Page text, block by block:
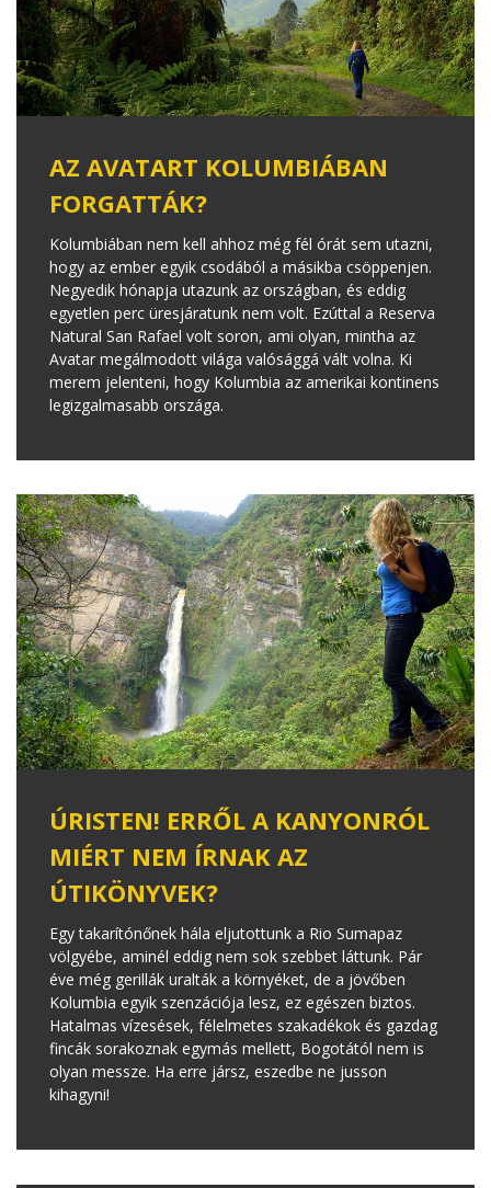
AZ AVATART KOLUMBIÁBAN
FORGATTÁK?
Kolumbiában nem kell ahhoz még fél órát sem utazni,
hogy az ember egyik csodából a másikba csöppenjen.
Negyedik hónapja utazunk az országban, és eddig
egyetlen perc üresjáratunk nem volt. Ezúttal a Reserva
Natural San Rafael volt soron, ami olyan, mintha az
Avatar megálmodott világa valósággá vált volna. Ki
merem jelenteni, hogy Kolumbia az amerikai kontinens
legizgalmasabb országa.
ÚRISTEN! ERRŐL A KANYONRÓL
MIÉRT NEM ÍRNAK AZ
ÚTIKÖNYVEK?
Egy takarítónőnek hála eljutottunk a Rio Sumapaz
völgyébe, aminél eddig nem sok szebbet láttunk. Pár
éve még gerillák uralták a környéket, de a jövőben
Kolumbia egyik szenzációja lesz, ez egészen biztos.
Hatalmas vízesések, félelmetes szakadékok és gazdag
fincák sorakoznak egymás mellett, Bogotától nem is
olyan messze. Ha erre jársz, eszedbe ne jusson
kihagyni!